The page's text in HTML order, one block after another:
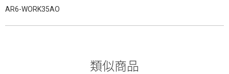
AR6-WORK35AO
類似商品